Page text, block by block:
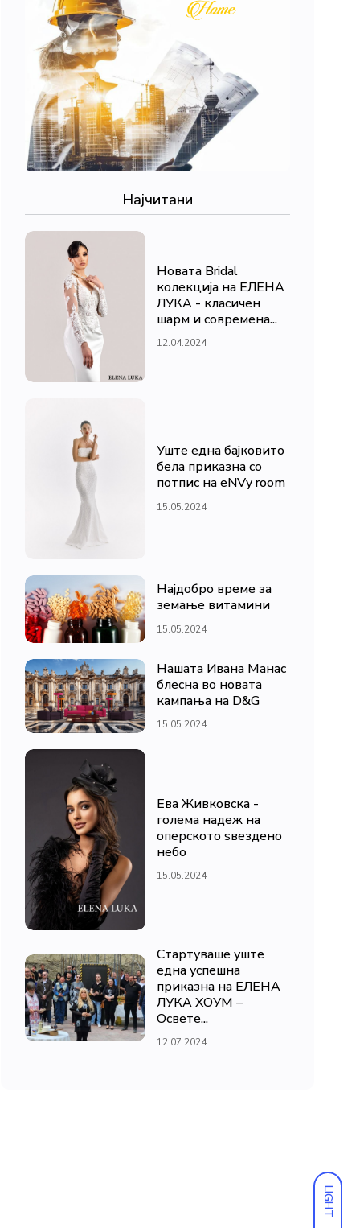
LIGHT
Најчитани
Новата Bridal
колекција на ЕЛЕНА
ЛУКА - класичен
шарм и современа...
12.04.2024
Уште една бајковито
бела приказна со
потпис на eNVy room
15.05.2024
Најдобро време за
земање витамини
15.05.2024
Нашата Ивана Манас
блесна во новата
кампања на D&G
15.05.2024
Ева Живковска -
голема надеж на
оперското ѕвездено
небо
15.05.2024
Стартуваше уште
една успешна
приказна на ЕЛЕНА
ЛУКА ХОУМ –
Освете...
12.07.2024